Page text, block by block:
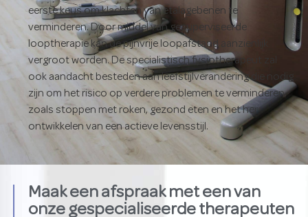
eerste keus om klachten van etalagebenen te
verminderen. Door middel van gesuperviseerde
looptherapie kan de pijnvrije loopafstand aanzienlijk
vergroot worden. De specialistisch fysiotherapeut zal
ook aandacht besteden aan leefstijlverandering die nodig
zijn om het risico op verdere problemen te verminderen,
zoals stoppen met roken, gezond eten en het her
ontwikkelen van een actieve levensstijl.
Maak een afspraak met een van
onze gespecialiseerde therapeuten